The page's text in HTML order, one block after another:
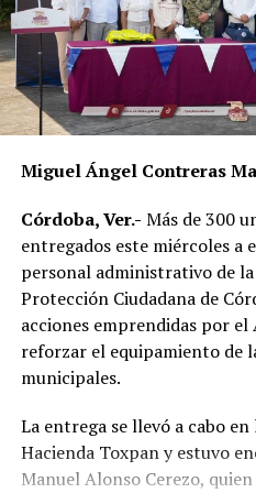
necesidades diarias.
Dulce María Alducin
explicó que la petición fue
autoridades municipales y
realizadas en conjunto con
concretar la obra que hoy
Además de incrementar la
nueva infraestructura
mayor resistencia, lo que
operación del sistema y
derivadas de fallas en la red.
Con esta ampliación, las
fortalecer la infraestructura
comunidades rurales y
para cientos de familias que
Miguel Ángel Contreras
Córdoba, Ver.- Más de 300
entregados este miércoles a
personal administrativo de
Protección Ciudadana de
acciones emprendidas por
reforzar el equipamiento de
municipales.
La entrega se llevó a cabo
Hacienda Toxpan y estuvo
Manuel Alonso Cerezo,